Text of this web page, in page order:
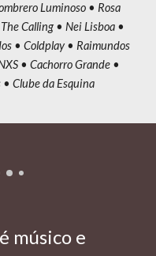
Luminoso • Rosa
Calling • Nei Lisboa •
• Coldplay • Raimundos
• Cachorro Grande •
Clube da Esquina
músico e